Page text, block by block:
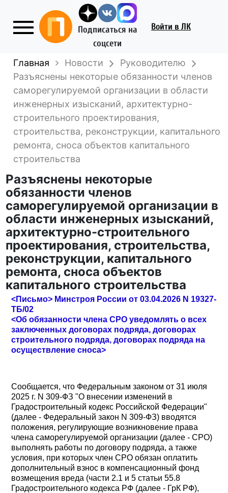
Подписаться на
соцсети
Войти в ЛК
Главная Новости
Руководителю
Разъяснены некоторые обязанности членов
саморегулируемой организации в области
инженерных изысканий, архитектурно-
строительного проектирования,
строительства, реконструкции, капитального
ремонта, сноса объектов капитального
строительства
Разъяснены некоторые
обязанности членов
саморегулируемой организации в
области инженерных изысканий,
архитектурно-строительного
проектирования, строительства,
реконструкции, капитального
ремонта, сноса объектов
капитального строительства
<Письмо> Минстроя России от 03.04.2026 N 19327-
ТБ/02
<Об обязанности члена СРО уведомлять о всех
заключенных договорах подряда, договорах
строительного подряда, договорах подряда на
осуществление сноса>
Сообщается, что Федеральным законом от 31 июля
2025 г. N 309-ФЗ "О внесении изменений в
Градостроительный кодекс Российской Федерации"
(далее - Федеральный закон N 309-ФЗ) вводятся
положения, регулирующие возникновение права
члена саморегулируемой организации (далее - СРО)
выполнять работы по договору подряда, а также
условия, при которых член СРО обязан оплатить
дополнительный взнос в компенсационный фонд
возмещения вреда (части 2.1 и 5 статьи 55.8
Градостроительного кодекса РФ (далее - ГрК РФ),